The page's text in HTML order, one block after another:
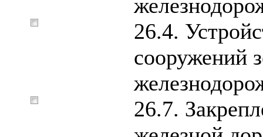
26.4.
сооружений
26.7.